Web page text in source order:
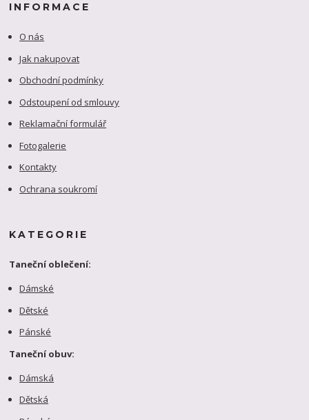
INFORMACE
O nás
Jak nakupovat
Obchodní podmínky
Odstoupení od smlouvy
Reklamační formulář
Fotogalerie
Kontakty
Ochrana soukromí
KATEGORIE
Taneční oblečení:
Dámské
Dětské
Pánské
Taneční obuv:
Dámská
Dětská